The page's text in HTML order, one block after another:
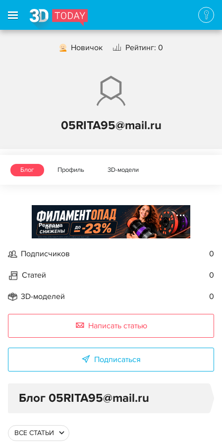
Новичок Рейтинг: 0
05RITA95@mail.ru
Блог Профиль 3D-модели
Реклама
Подписчиков 0
Статей 0
3D-моделей 0
Написать статью
Подписаться
Блог 05RITA95@mail.ru
ВСЕ СТАТЬИ